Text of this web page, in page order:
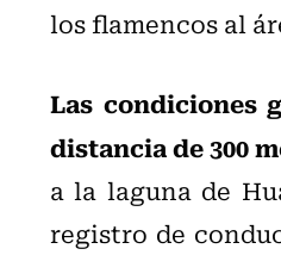
los flamencos al
Las condiciones
distancia de 300
a la laguna de
registro de